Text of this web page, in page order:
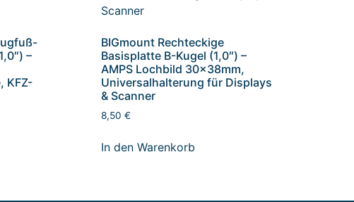
–
KFZ-
BIGmount Rechteckige
Basisplatte B-Kugel (1,0″) –
AMPS Lochbild 30x38mm,
Universalhalterung für Displays
& Scanner
8,50€
In den Warenkorb